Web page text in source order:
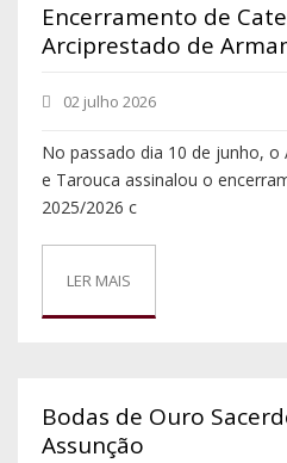
Encerramento de
Arciprestado de
02 julho 2026
No passado dia 10 de junho,
e Tarouca assinalou o
2025/2026 c
LER MAIS
Bodas de Ouro
Assunção